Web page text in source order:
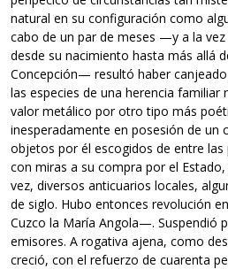
natural en su configuración como
cabo de un par de meses —y a la
desde su nacimiento hasta más allá
Concepción— resultó haber
las especies de una herencia familiar
valor metálico por otro tipo más
inesperadamente en posesión de un
objetos por él escogidos de entre las
con miras a su compra por el
vez, diversos anticuarios locales,
de siglo. Hubo entonces revolución
Cuzco la María Angola—. Suspendió
emisores. A rogativa ajena, como
creció, con el refuerzo de cuarenta